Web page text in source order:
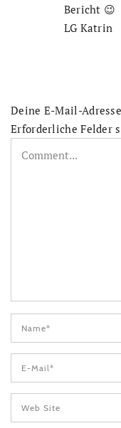
Bericht 😉
LG Katrin
Deine E-Mail-
Erforderliche Felder